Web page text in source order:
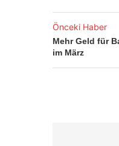
Önceki Haber
Mehr Geld für
im März